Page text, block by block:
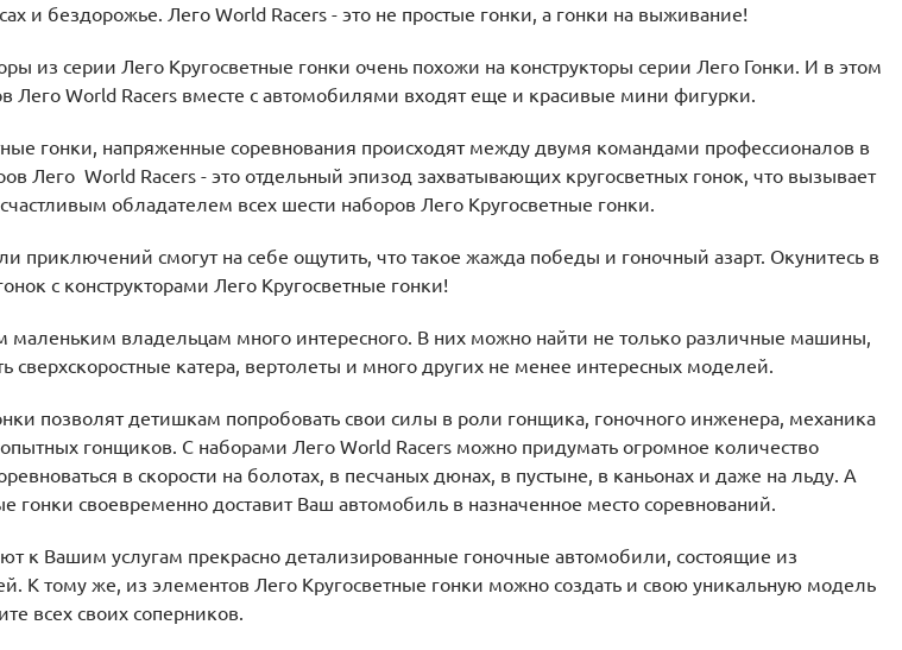
и бездорожье. Лего World Racers - это не простые гонки, а гонки на выживание!
из серии Лего Кругосветные гонки очень похожи на конструкторы серии Лего Гонки. И в этом
Лего World Racers вместе с автомобилями входят еще и красивые мини фигурки.
гонки, напряженные соревнования происходят между двумя командами профессионалов в
Лего World Racers - это отдельный эпизод захватывающих кругосветных гонок, что вызывает
обладателем всех шести наборов Лего Кругосветные гонки.
смогут на себе ощутить, что такое жажда победы и гоночный азарт. Окунитесь в
с конструкторами Лего Кругосветные гонки!
владельцам много интересного. В них можно найти не только различные машины,
катера, вертолеты и много других не менее интересных моделей.
позволят детишкам попробовать свои силы в роли гонщика, гоночного инженера, механика
гонщиков. С наборами Лего World Racers можно придумать огромное количество
в скорости на болотах, в песчаных дюнах, в пустыне, в каньонах и даже на льду. А
гонки своевременно доставит Ваш автомобиль в назначенное место соревнований.
к Вашим услугам прекрасно детализированные гоночные автомобили, состоящие из
К тому же, из элементов Лего Кругосветные гонки можно создать и свою уникальную модель
всех своих соперников.